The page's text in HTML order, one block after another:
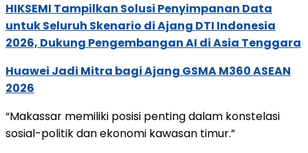
HIKSEMI Tampilkan Solusi Penyimpanan Data
untuk Seluruh Skenario di Ajang DTI Indonesia
2026, Dukung Pengembangan AI di Asia Tenggara
Huawei Jadi Mitra bagi Ajang GSMA M360 ASEAN
2026
“Makassar memiliki posisi penting dalam konstelasi
sosial-politik dan ekonomi kawasan timur.”